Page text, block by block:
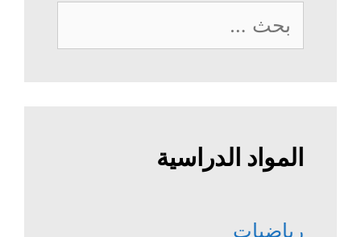
البحث
عن:
المواد الدراسية
رياضيات